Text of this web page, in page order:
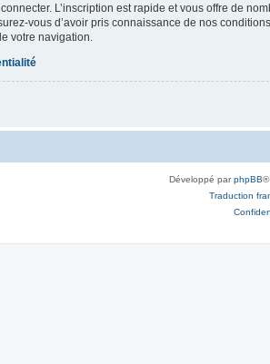
L’inscription est rapide et vous offre de
vous d’avoir pris connaissance de nos
votre navigation.
Développé parphpBB®
Traduction